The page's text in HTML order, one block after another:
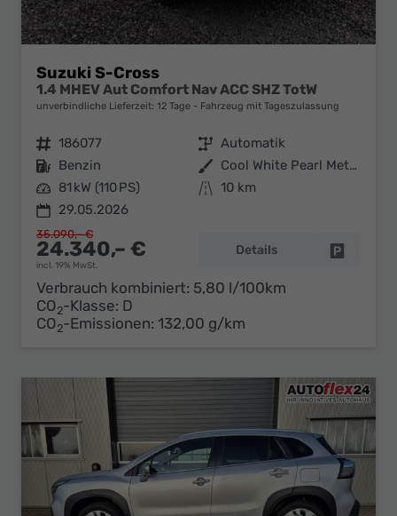
Suzuki S-Cross
1.4 MHEV Aut Comfort Nav ACC SHZ TotW
unverbindliche Lieferzeit: 12 Tage Fahrzeug mit Tageszulassung
Fahrzeugnr. 186077 Getriebe Automatik
Kraftstoff Benzin Außenfarbe
Cool White Pearl Metallic
Leistung 81 kW (110 PS) Kilometerstand 10 km
29.05.2026
24.340,– €
incl. 19% MwSt.
35.090,– €
Details
Verbrauch kombiniert: 5,80 l/100km
CO2-Klasse: D
CO2-Emissionen: 132,00 g/km